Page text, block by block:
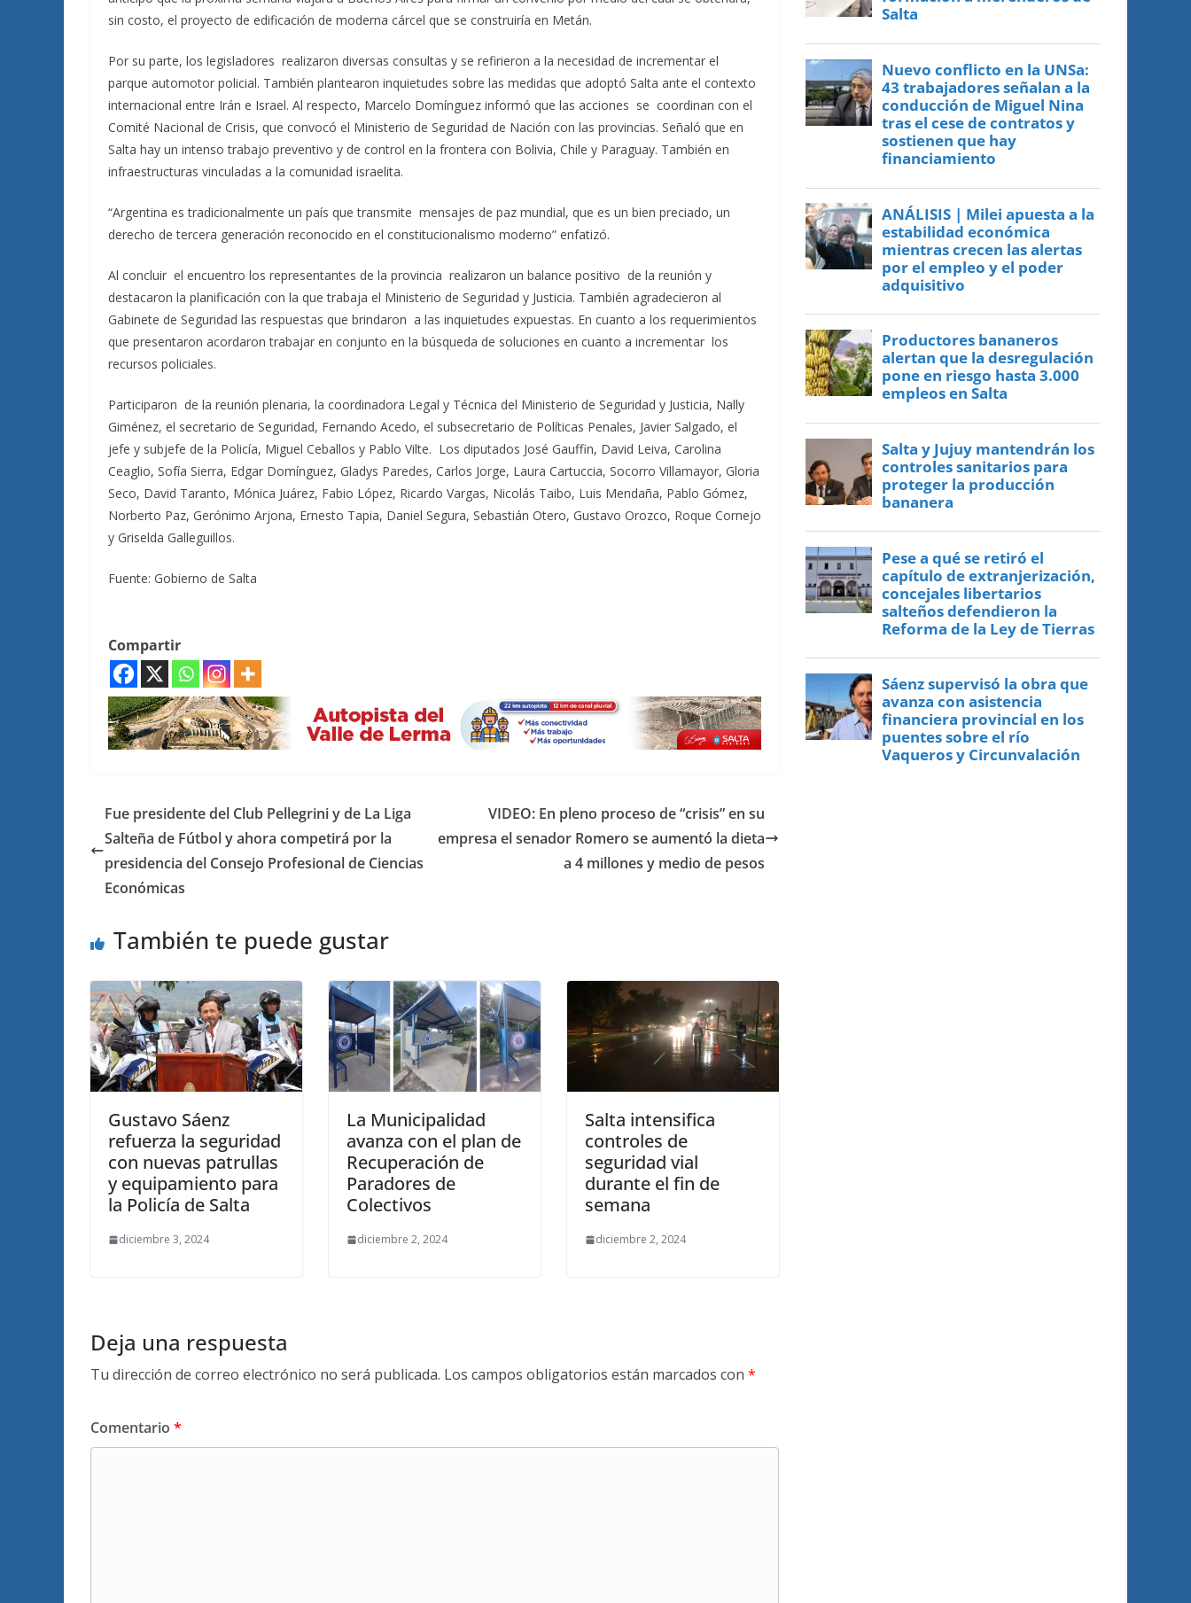
sin costo, el proyecto de edificación de moderna cárcel que se construiría en Metán.
Por su parte, los legisladores realizaron diversas consultas y se refirieron a la necesidad de incrementar el
parque automotor policial. También plantearon inquietudes sobre las medidas que adoptó Salta ante el contexto
internacional entre Irán e Israel. Al respecto, Marcelo Domínguez informó que las acciones se coordinan con el
Comité Nacional de Crisis, que convocó el Ministerio de Seguridad de Nación con las provincias. Señaló que en
Salta hay un intenso trabajo preventivo y de control en la frontera con Bolivia, Chile y Paraguay. También en
infraestructuras vinculadas a la comunidad israelita.
“Argentina es tradicionalmente un país que transmite mensajes de paz mundial, que es un bien preciado, un
derecho de tercera generación reconocido en el constitucionalismo moderno” enfatizó.
Al concluir el encuentro los representantes de la provincia realizaron un balance positivo de la reunión y
destacaron la planificación con la que trabaja el Ministerio de Seguridad y Justicia. También agradecieron al
Gabinete de Seguridad las respuestas que brindaron a las inquietudes expuestas. En cuanto a los requerimientos
que presentaron acordaron trabajar en conjunto en la búsqueda de soluciones en cuanto a incrementar los
recursos policiales.
Participaron de la reunión plenaria, la coordinadora Legal y Técnica del Ministerio de Seguridad y Justicia, Nally
Giménez, el secretario de Seguridad, Fernando Acedo, el subsecretario de Políticas Penales, Javier Salgado, el
jefe y subjefe de la Policía, Miguel Ceballos y Pablo Vilte. Los diputados José Gauffin, David Leiva, Carolina
Ceaglio, Sofía Sierra, Edgar Domínguez, Gladys Paredes, Carlos Jorge, Laura Cartuccia, Socorro Villamayor, Gloria
Seco, David Taranto, Mónica Juárez, Fabio López, Ricardo Vargas, Nicolás Taibo, Luis Mendaña, Pablo Gómez,
Norberto Paz, Gerónimo Arjona, Ernesto Tapia, Daniel Segura, Sebastián Otero, Gustavo Orozco, Roque Cornejo
y Griselda Galleguillos.
Fuente: Gobierno de Salta
Compartir
Fue presidente del Club Pellegrini y de La Liga
Salteña de Fútbol y ahora competirá por la
presidencia del Consejo Profesional de Ciencias
Económicas
VIDEO: En pleno proceso de “crisis” en su
empresa el senador Romero se aumentó la dieta
a 4 millones y medio de pesos
También te puede gustar
Gustavo Sáenz
refuerza la seguridad
con nuevas patrullas
y equipamiento para
la Policía de Salta
diciembre 3, 2024
La Municipalidad
avanza con el plan de
Recuperación de
Paradores de
Colectivos
diciembre 2, 2024
Salta intensifica
controles de
seguridad vial
durante el fin de
semana
diciembre 2, 2024
Deja una respuesta
Tu dirección de correo electrónico no será publicada. Los campos obligatorios están marcados con *
Comentario *